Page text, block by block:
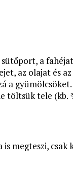
a
az olajat és
a gyümölcsöket.
töltsük tele (kb.
megteszi,